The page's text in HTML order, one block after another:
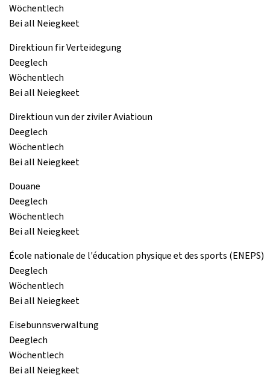
Wöchentlech
Bei all Neiegkeet
Direktioun fir Verteidegung
Deeglech
Wöchentlech
Bei all Neiegkeet
Direktioun vun der ziviler Aviatioun
Deeglech
Wöchentlech
Bei all Neiegkeet
Douane
Deeglech
Wöchentlech
Bei all Neiegkeet
École nationale de l'éducation physique et des sports (ENEPS)
Deeglech
Wöchentlech
Bei all Neiegkeet
Eisebunnsverwaltung
Deeglech
Wöchentlech
Bei all Neiegkeet